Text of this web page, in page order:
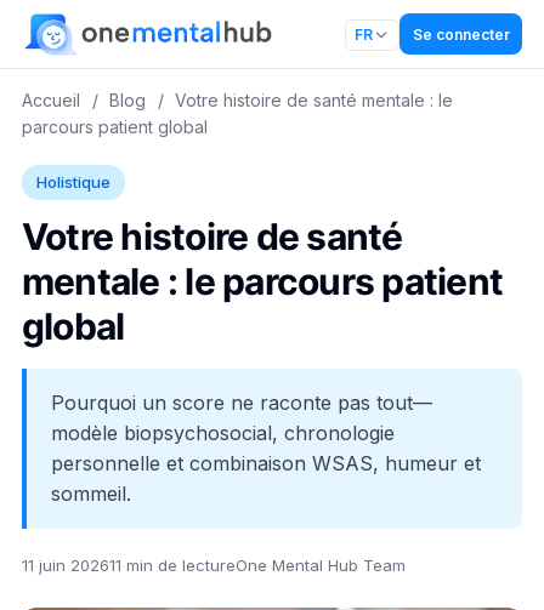
FR Se connecter
Accueil / Blog / Votre histoire de santé mentale : le
parcours patient global
Holistique
Votre histoire de santé
mentale : le parcours patient
global
Pourquoi un score ne raconte pas tout—
modèle biopsychosocial, chronologie
personnelle et combinaison WSAS, humeur et
sommeil.
11 juin 202611 min de lectureOne Mental Hub Team